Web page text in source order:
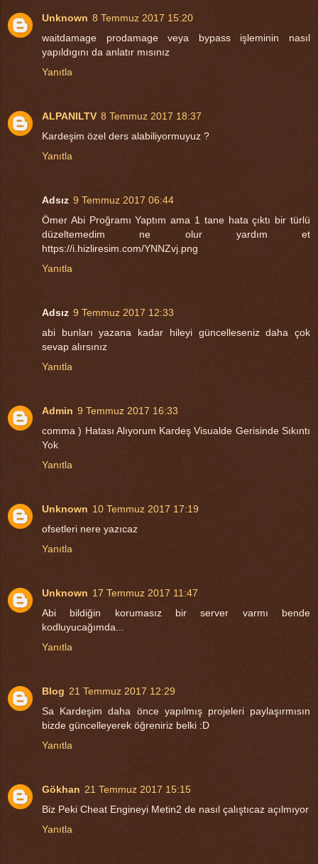
Unknown 8 Temmuz 2017 15:20
waitdamage prodamage veya bypass işleminin nasıl
yapıldıgını da anlatır mısınız
Yanıtla
ALPANILTV 8 Temmuz 2017 18:37
Kardeşim özel ders alabiliyormuyuz ?
Yanıtla
Adsız 9 Temmuz 2017 06:44
Ömer Abi Proğramı Yaptım ama 1 tane hata çıktı bir türlü
düzeltemedim ne olur yardım et
https://i.hizliresim.com/YNNZvj.png
Yanıtla
Adsız 9 Temmuz 2017 12:33
abi bunları yazana kadar hileyi güncelleseniz daha çok
sevap alırsınız
Yanıtla
Admin 9 Temmuz 2017 16:33
comma ) Hatası Alıyorum Kardeş Visualde Gerisinde Sıkıntı
Yok
Yanıtla
Unknown 10 Temmuz 2017 17:19
ofsetleri nere yazıcaz
Yanıtla
Unknown 17 Temmuz 2017 11:47
Abi bildiğin korumasız bir server varmı bende
kodluyucağımda...
Yanıtla
Blog 21 Temmuz 2017 12:29
Sa Kardeşim daha önce yapılmış projeleri paylaşırmısın
bizde güncelleyerek öğreniriz belki :D
Yanıtla
Gökhan 21 Temmuz 2017 15:15
Biz Peki Cheat Engineyi Metin2 de nasıl çalıştıcaz açılmıyor
Yanıtla